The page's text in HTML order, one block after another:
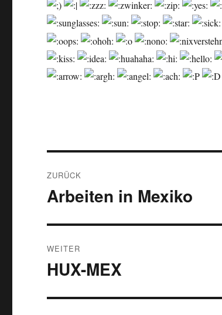
ZURÜCK
Vorheriger
Arbeiten in Mexiko
WEITER
Nächster
HUX-MEX